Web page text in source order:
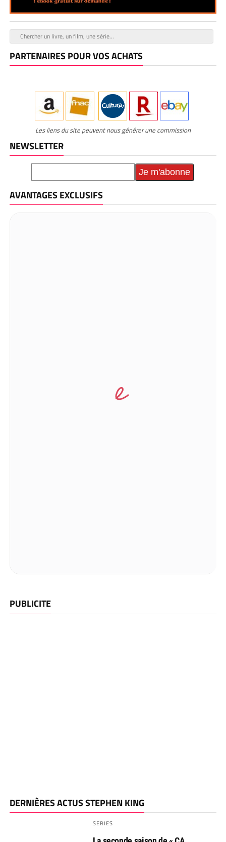
PARTENAIRES POUR VOS ACHATS
Les liens du site peuvent nous générer une commission
NEWSLETTER
AVANTAGES EXCLUSIFS
PUBLICITE
DERNIÈRES ACTUS STEPHEN KING
SERIES